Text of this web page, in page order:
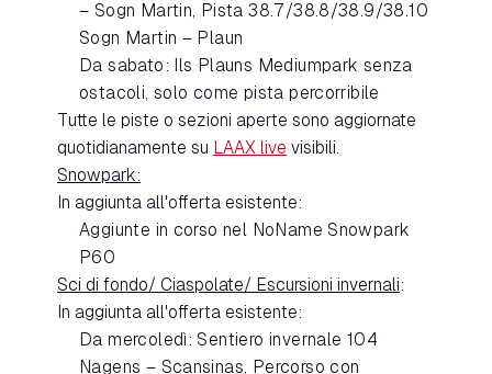
– Sogn Martin, Pista 38.7/38.8/38.9/38.10
Sogn Martin – Plaun
Da sabato: Ils Plauns Mediumpark senza
ostacoli, solo come pista percorribile
Tutte le piste o sezioni aperte sono aggiornate
quotidianamente su
LAAX live visibili.
Snowpark:
In aggiunta all'offerta esistente:
Aggiunte in corso nel NoName Snowpark
P60
Sci di fondo/ Ciaspolate/ Escursioni invernali:
In aggiunta all'offerta esistente:
Da mercoledì: Sentiero invernale 104
Nagens – Scansinas, Percorso con